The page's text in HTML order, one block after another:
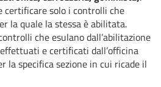
certificare solo i controlli che
la quale la stessa è abilitata.
che esulano dall’abilitazione
e certificati dall’officina
la specifica sezione in cui ricade il